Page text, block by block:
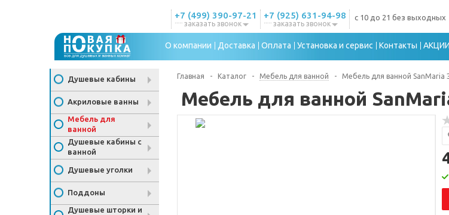
+7 (499) 390-97-21
заказать звонок
+7 (925) 631-94-98
заказать звонок
с 10 до 21 без выходных
О компании Доставка Оплата Установка и сервис Контакты АКЦИИ
Душевые кабины
Акриловые ванны
Мебель для
ванной
Душевые кабины с
ванной
Душевые уголки
Поддоны
Душевые шторки и
Главная - Каталог - Мебель для ванной - Мебель для ванной
Мебель для ванной